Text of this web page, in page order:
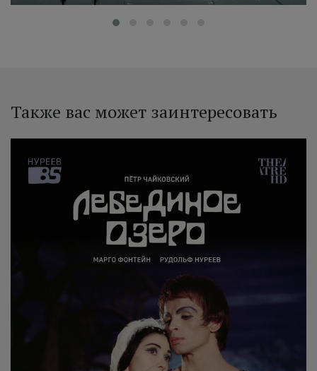
Также вас может заинтересовать